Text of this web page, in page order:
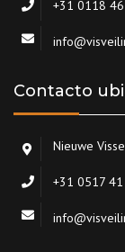
+31 0118
Contacto
Nieuwe
+31 0517